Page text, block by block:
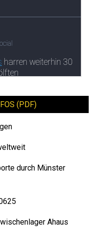
(PDF)
durch Münster
Ahaus